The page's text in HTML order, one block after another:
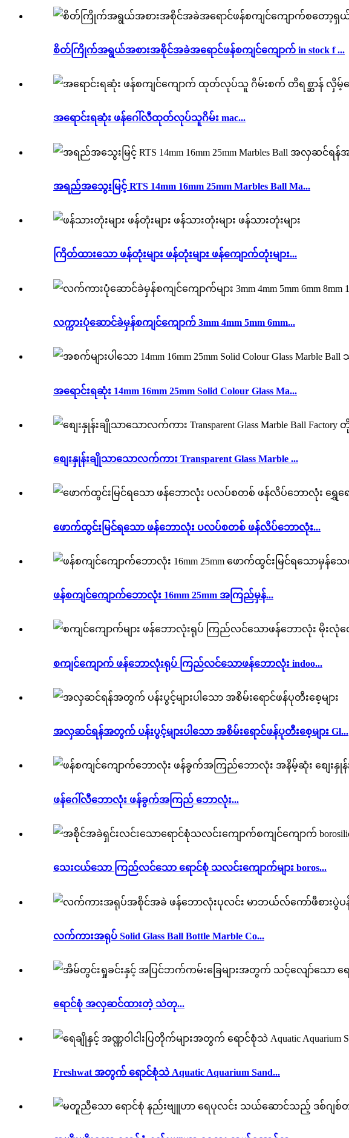
စိတ်ကြိုက်အရွယ်အစားအစိုင်အခဲအရောင်ဖန်စကျင်ကျောက် in stock f ...
အရောင်းရဆုံး ဖန်ဂေါ်လီထုတ်လုပ်သူဂိမ်း mac...
အရည်အသွေးမြင့် RTS 14mm 16mm 25mm Marbles Ball Ma...
ကြိတ်ထားသော ဖန်တုံးများ ဖန်တုံးများ ဖန်ကျောက်တုံးများ...
လက္ကားပုံဆောင်ခဲမှန်စကျင်ကျောက် 3mm 4mm 5mm 6mm...
အရောင်းရဆုံး 14mm 16mm 25mm Solid Colour Glass Ma...
စျေးနှုန်းချိုသာသောလက်ကား Transparent Glass Marble ...
ဖောက်ထွင်းမြင်ရသော ဖန်ဘောလုံး ပလပ်စတစ် ဖန်လိပ်ဘောလုံး...
ဖန်စကျင်ကျောက်ဘောလုံး 16mm 25mm အကြည်မှန်...
စကျင်ကျောက် ဖန်ဘောလုံးရုပ် ကြည်လင်သောဖန်ဘောလုံး indoo...
အလှဆင်ရန်အတွက် ပန်းပွင့်များပါသော အစိမ်းရောင်ဖန်ပုတီးစေ့များ Gl...
ဖန်ဂေါ်လီဘောလုံး ဖန်ခွက်အကြည် ဘောလုံး...
သေးငယ်သော ကြည်လင်သော ရောင်စုံ သလင်းကျောက်များ boros...
လက်ကားအရုပ် Solid Glass Ball Bottle Marble Co...
ရောင်စုံ အလှဆင်ထားတဲ့ သဲတု...
Freshwat အတွက် ရောင်စုံသဲ Aquatic Aquarium Sand...